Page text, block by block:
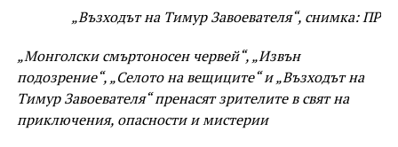
„Възходът на Тимур Завоевателя“, снимка: ПР
„Монголски смъртоносен червей“, „Извън
подозрение“, „Селото на вещиците“ и „Възходът на
Тимур Завоевателя“ пренасят зрителите в свят на
приключения, опасности и мистерии